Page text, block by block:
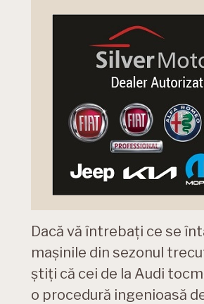
Dacă vă întrebați ce se
mașinile din sezonul
știți că cei de la Audi
o procedură ingenioasă